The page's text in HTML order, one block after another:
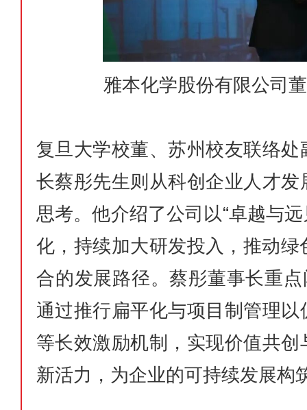
雅本化学股份有限公司
复旦大学校董、苏州校友联络
长蔡彤先生则从科创企业人才
思考。他介绍了公司以“卓越与
化，持续加大研发投入，推动
合的发展路径。蔡彤董事长重
通过推行扁平化与项目制管理
等长效激励机制，实现价值共
新活力，为企业的可持续发展构